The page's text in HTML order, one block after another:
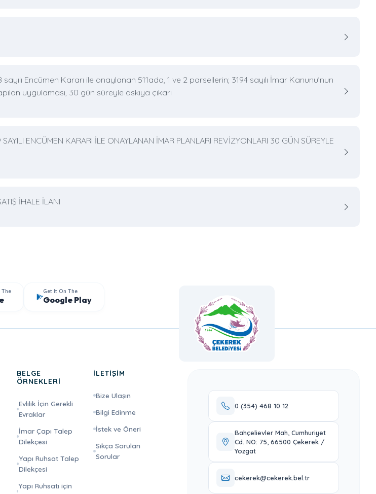
Encümen Kararı ile onaylanan 511ada, 1 ve 2 parsellerin; 3194 sayılı İmar Kanunu’nun
uygulaması, 30 gün süreyle askıya çıkarı
ENCÜMEN KARARI İLE ONAYLANAN İMAR PLANLARI REVİZYONLARI 30 GÜN SÜREYLE
İHALE İLANI
The Get It On The
Google Play
BELGE
ÖRNEKLERİ
Evlilik İçin Gerekli
Evraklar
İmar Çapı Talep
Dilekçesi
Yapı Ruhsat Talep
Dilekçesi
Yapı Ruhsatı için
İLETİŞİM
Bize Ulaşın
Bilgi Edinme
İstek ve Öneri
Sıkça Sorulan
Sorular
0 (354) 468 10 12
Bahçelievler Mah, Cumhuriyet
Cd. NO: 75, 66500 Çekerek /
Yozgat
cekerek@cekerek.bel.tr